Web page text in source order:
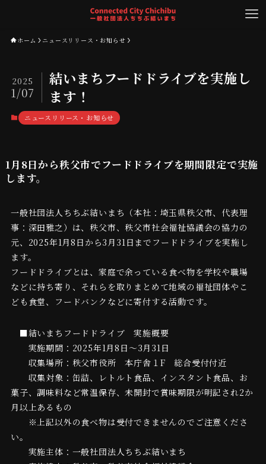
ホーム ニュースリリース・お知らせ
結いまちフードドライブを実施し
ます！
2025
1/07
ニュースリリース・お知らせ
1月8日から秩父市でフードドライブを期間限定で実施
します。
一般社団法人ちちぶ結いまち（本社：埼玉県秩父市、代表理
事：深田雅之）は、秩父市、秩父市社会福祉協議会の協力の
元、2025年1月8日から3月31日までフードドライブを実施し
ます。
フードドライブとは、家庭で余っている食べ物を学校や職場
などに持ち寄り、それらを取りまとめて地域の福祉団体やこ
ども食堂、フードバンクなどに寄付する活動です。
■結いまちフードドライブ 実施概要
実施期間：2025年1月8日～3月31日
収集場所：秩父市役所 本庁舎１F 総合受付付近
収集対象：缶詰、レトルト食品、インスタント食品、お
菓子、調味料など常温保存、未開封で賞味期限が明記され2か
月以上あるもの
※上記以外の食べ物は受付できませんのでご注意くださ
い。
実施主体：一般社団法人ちちぶ結いまち